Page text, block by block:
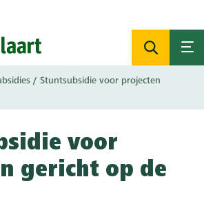
Stuntsubsidie voor projecten
voor
gericht op de